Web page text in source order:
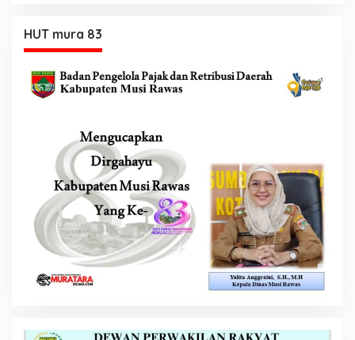
HUT mura 83